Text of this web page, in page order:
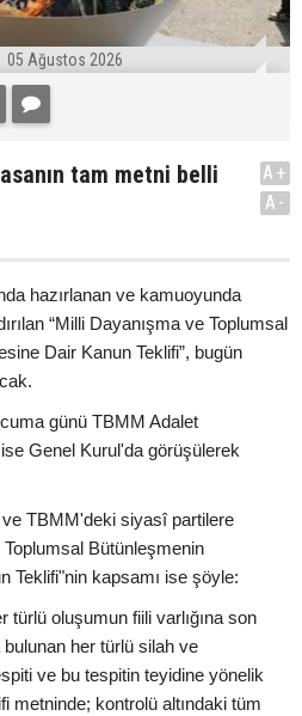
05 Ağustos 2026
tam metni belli
A+
A-
hazırlanan ve kamuoyunda
“Milli Dayanışma ve Toplumsal
Dair Kanun Teklifi”, bugün
günü TBMM Adalet
Genel Kurul'da görüşülerek
TBMM'deki siyasî partilere
Bütünleşmenin
Teklifi"nin kapsamı ise şöyle:
türlü oluşumun fiili varlığına son
her türlü silah ve
ve bu tespitin teyidine yönelik
metninde; kontrolü altındaki tüm